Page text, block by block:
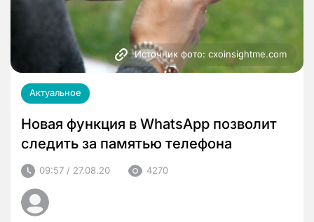
Источник фото: cxoinsightme.com
Актуальное
Новая функция в WhatsApp позволит
следить за памятью телефона
09:57 / 27.08.20 4270